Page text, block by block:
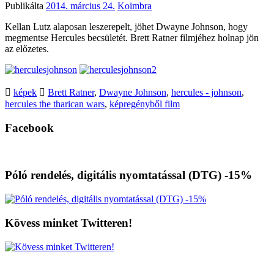
Publikálta 2014. március 24. Koimbra
Kellan Lutz alaposan leszerepelt, jöhet Dwayne Johnson, hogy
megmentse Hercules becsületét. Brett Ratner filmjéhez holnap jön
az előzetes.
képek Brett Ratner, Dwayne Johnson, hercules - johnson,
hercules the tharican wars, képregényből film
Facebook
Póló rendelés, digitális nyomtatással (DTG) -15%
Kövess minket Twitteren!